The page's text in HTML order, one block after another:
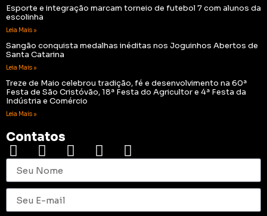
Esporte e integração marcam torneio de futebol 7 com alunos da
escolinha
Leia Mais »
Sangão conquista medalhas inéditas nos Joguinhos Abertos de
Santa Catarina
Leia Mais »
Treze de Maio celebrou tradição, fé e desenvolvimento na 60ª
Festa de São Cristóvão, 18ª Festa do Agricultor e 4ª Festa da
Indústria e Comércio
Leia Mais »
Contatos